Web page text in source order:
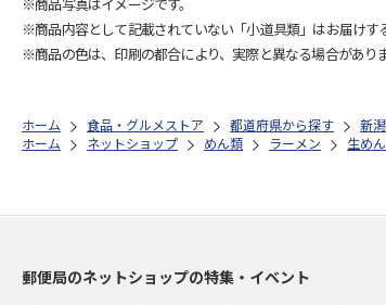
※商品内容として記載されていない「小道具類」はお届けす
※商品の色は、印刷の都合により、実際と異なる場合がありま
ホーム 食品・グルメストア 都道府県から探す 新
ホーム
ネットショップ めん類 ラーメン 生め
郵便局のネットショップの特集・イベント